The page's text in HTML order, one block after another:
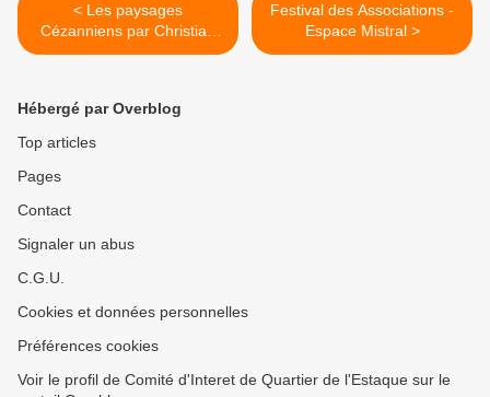
< Les paysages
Cézanniens par Christian
Frassi
Festival des Associations -
Espace Mistral >
Hébergé par Overblog
Top articles
Pages
Contact
Signaler un abus
C.G.U.
Cookies et données personnelles
Préférences cookies
Voir le profil de Comité d'Interet de Quartier de l'Estaque sur le